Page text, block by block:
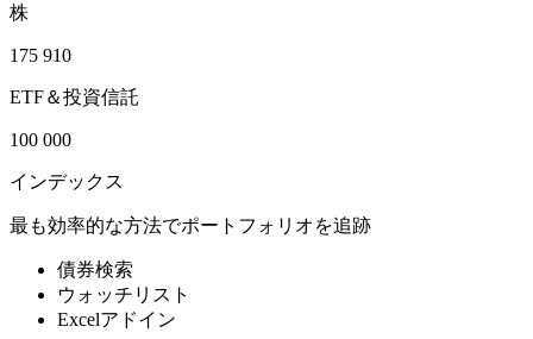
株
175 910
ETF＆投資信託
100 000
インデックス
最も効率的な方法でポートフォリオを追跡
債券検索
ウォッチリスト
Excelアドイン